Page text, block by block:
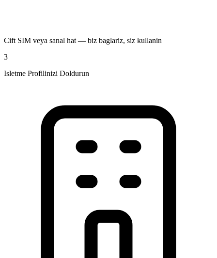
Cift SIM veya sanal hat — biz baglariz, siz kullanin
3
Isletme Profilinizi Doldurun